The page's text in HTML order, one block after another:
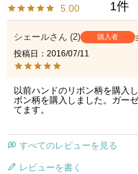
5.00 1
シェール 2 購入者
投稿日
2016/07/11
以前ハンドのリボン柄を購入
ボン柄を購入しました。ガー
てます。
すべてのレビューを見る
レビューを書く